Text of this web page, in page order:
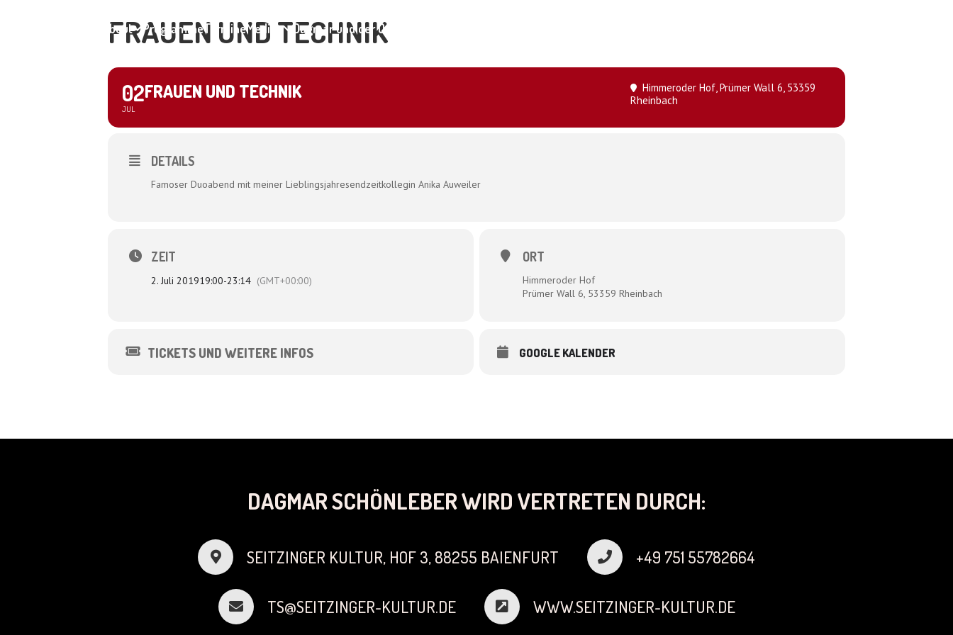
About ProgrammeTermineMedien Dagmar und der Organismus
FRAUEN UND TECHNIK
02
JUL
FRAUEN UND TECHNIK Himmeroder Hof, Prümer Wall 6, 53359
Rheinbach
DETAILS
Famoser Duoabend mit meiner Lieblingsjahresendzeitkollegin Anika Auweiler
ZEIT
2. Juli 201919:00-23:14 (GMT+00:00)
ORT
Himmeroder Hof
Prümer Wall 6, 53359 Rheinbach
TICKETS UND WEITERE INFOS GOOGLE KALENDER
DAGMAR SCHÖNLEBER WIRD VERTRETEN DURCH:
SEITZINGER KULTUR, HOF 3, 88255 BAIENFURT +49 751 55782664
TS@SEITZINGER-KULTUR.DE WWW.SEITZINGER-KULTUR.DE